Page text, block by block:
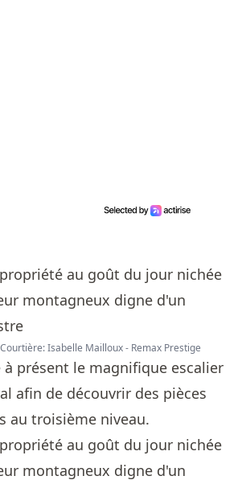
Isabelle Mailloux - Remax Prestige
présent le magnifique escalier
afin de découvrir des pièces
au troisième niveau.